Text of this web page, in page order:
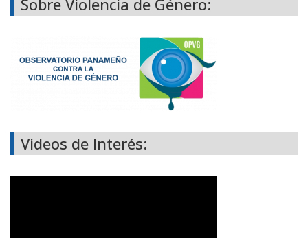
Sobre Violencia de Género:
Videos de Interés: